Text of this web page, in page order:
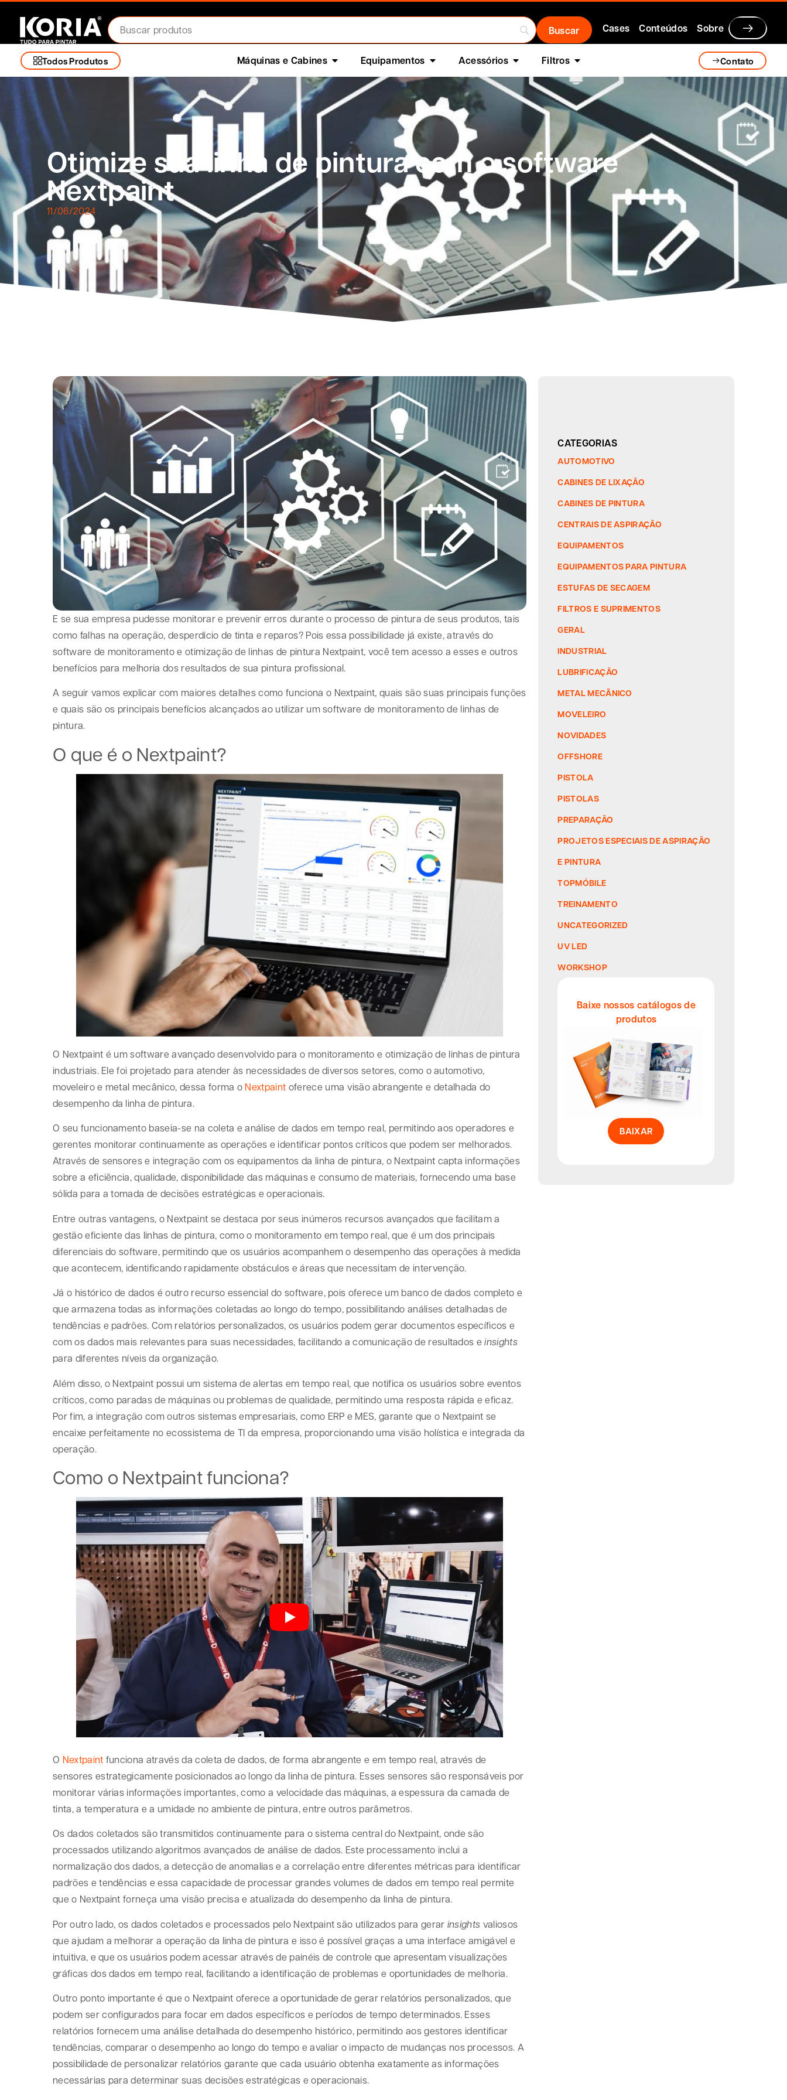
Cases Conteúdos Sobre
Todos Produtos Máquinas e Cabines Equipamentos Acessórios Filtros Contato
Otimize sua linha de pintura com o software
Nextpaint
11/06/2024
E se sua empresa pudesse monitorar e prevenir erros durante o processo de pintura de seus produtos, tais
como falhas na operação, desperdício de tinta e reparos? Pois essa possibilidade já existe, através do
software de monitoramento e otimização de linhas de pintura Nextpaint, você tem acesso a esses e outros
benefícios para melhoria dos resultados de sua pintura profissional.
A seguir vamos explicar com maiores detalhes como funciona o Nextpaint, quais são suas principais funções
e quais são os principais benefícios alcançados ao utilizar um software de monitoramento de linhas de
pintura.
O que é o Nextpaint?
O Nextpaint é um software avançado desenvolvido para o monitoramento e otimização de linhas de pintura
industriais. Ele foi projetado para atender às necessidades de diversos setores, como o automotivo,
moveleiro e metal mecânico, dessa forma o Nextpaint oferece uma visão abrangente e detalhada do
desempenho da linha de pintura.
O seu funcionamento baseia-se na coleta e análise de dados em tempo real, permitindo aos operadores e
gerentes monitorar continuamente as operações e identificar pontos críticos que podem ser melhorados.
Através de sensores e integração com os equipamentos da linha de pintura, o Nextpaint capta informações
sobre a eficiência, qualidade, disponibilidade das máquinas e consumo de materiais, fornecendo uma base
sólida para a tomada de decisões estratégicas e operacionais.
Entre outras vantagens, o Nextpaint se destaca por seus inúmeros recursos avançados que facilitam a
gestão eficiente das linhas de pintura, como o monitoramento em tempo real, que é um dos principais
diferenciais do software, permitindo que os usuários acompanhem o desempenho das operações à medida
que acontecem, identificando rapidamente obstáculos e áreas que necessitam de intervenção.
Já o histórico de dados é outro recurso essencial do software, pois oferece um banco de dados completo e
que armazena todas as informações coletadas ao longo do tempo, possibilitando análises detalhadas de
tendências e padrões. Com relatórios personalizados, os usuários podem gerar documentos específicos e
com os dados mais relevantes para suas necessidades, facilitando a comunicação de resultados einsights
para diferentes níveis da organização.
Além disso, o Nextpaint possui um sistema de alertas em tempo real, que notifica os usuários sobre eventos
críticos, como paradas de máquinas ou problemas de qualidade, permitindo uma resposta rápida e eficaz.
Por fim, a integração com outros sistemas empresariais, como ERP e MES, garante que o Nextpaint se
encaixe perfeitamente no ecossistema de TI da empresa, proporcionando uma visão holística e integrada da
operação.
Como o Nextpaint funciona?
O Nextpaint funciona através da coleta de dados, de forma abrangente e em tempo real, através de
sensores estrategicamente posicionados ao longo da linha de pintura. Esses sensores são responsáveis por
monitorar várias informações importantes, como a velocidade das máquinas, a espessura da camada de
tinta, a temperatura e a umidade no ambiente de pintura, entre outros parâmetros.
Os dados coletados são transmitidos continuamente para o sistema central do Nextpaint, onde são
processados utilizando algoritmos avançados de análise de dados. Este processamento inclui a
normalização dos dados, a detecção de anomalias e a correlação entre diferentes métricas para identificar
padrões e tendências e essa capacidade de processar grandes volumes de dados em tempo real permite
que o Nextpaint forneça uma visão precisa e atualizada do desempenho da linha de pintura.
Por outro lado, os dados coletados e processados pelo Nextpaint são utilizados para gerar insights valiosos
que ajudam a melhorar a operação da linha de pintura e isso é possível graças a uma interface amigável e
intuitiva, e que os usuários podem acessar através de painéis de controle que apresentam visualizações
gráficas dos dados em tempo real, facilitando a identificação de problemas e oportunidades de melhoria.
Outro ponto importante é que o Nextpaint oferece a oportunidade de gerar relatórios personalizados, que
podem ser configurados para focar em dados específicos e períodos de tempo determinados. Esses
relatórios fornecem uma análise detalhada do desempenho histórico, permitindo aos gestores identificar
tendências, comparar o desempenho ao longo do tempo e avaliar o impacto de mudanças nos processos. A
possibilidade de personalizar relatórios garante que cada usuário obtenha exatamente as informações
necessárias para determinar suas decisões estratégicas e operacionais.
CATEGORIAS
AUTOMOTIVO
CABINES DE LIXAÇÃO
CABINES DE PINTURA
CENTRAIS DE ASPIRAÇÃO
EQUIPAMENTOS
EQUIPAMENTOS PARA PINTURA
ESTUFAS DE SECAGEM
FILTROS E SUPRIMENTOS
GERAL
INDUSTRIAL
LUBRIFICAÇÃO
METAL MECÂNICO
MOVELEIRO
NOVIDADES
OFFSHORE
PISTOLA
PISTOLAS
PREPARAÇÃO
PROJETOS ESPECIAIS DE ASPIRAÇÃO
E PINTURA
TOPMÓBILE
TREINAMENTO
UNCATEGORIZED
UV LED
WORKSHOP
Baixe nossos catálogos de
produtos
BAIXAR